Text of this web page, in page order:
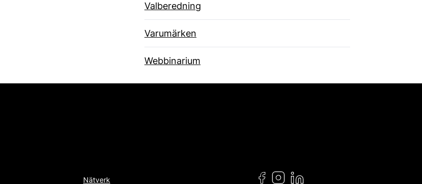
Valberedning
Varumärken
Webbinarium
Nätverk